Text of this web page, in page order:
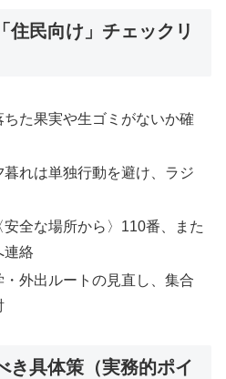
住民向け」チェックリ
た果実や生ゴミがないか確
れは単独行動を避け、ラジ
全な場所から〉110番、また
連絡
外出ルートの見直し、集合
き具体策（実務的ポイ